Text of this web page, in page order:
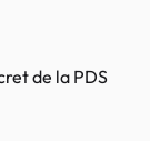
de la PDS